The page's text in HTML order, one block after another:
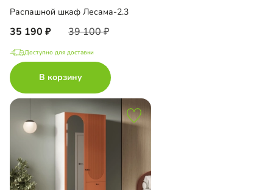
Распашной шкаф Лесама-2.3
35 190 39 100
Доступно для доставки
В корзину